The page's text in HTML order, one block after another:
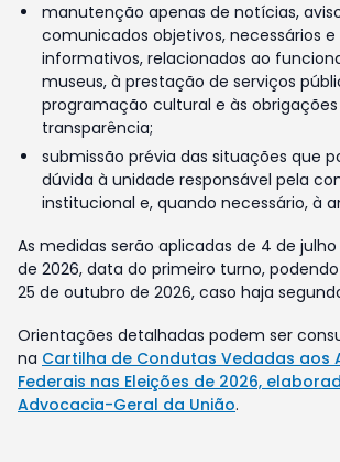
manutenção apenas de notícias,
comunicados objetivos, necessários
informativos, relacionados ao
museus, à prestação de serviços
programação cultural e às
transparência;
submissão prévia das situações que
dúvida à unidade responsável pela
institucional e, quando necessário, à
As medidas serão aplicadas de 4 de
de 2026, data do primeiro turno,
25 de outubro de 2026, caso haja
Orientações detalhadas podem ser
na Cartilha de Condutas Vedadas aos
Federais nas Eleições de 2026,
Advocacia-Geral da União.